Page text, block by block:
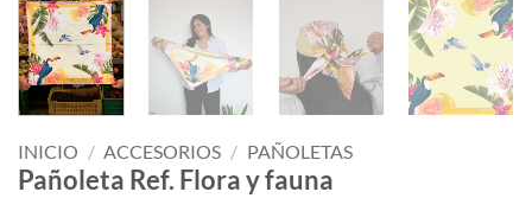
INICIO / ACCESORIOS / PAÑOLETAS
Pañoleta Ref. Flora y fauna